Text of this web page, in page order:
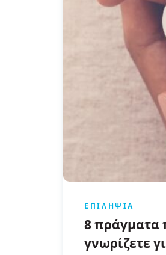
ΕΠΙΛΗΨΊΑ
8 πράγματα
γνωρίζετε